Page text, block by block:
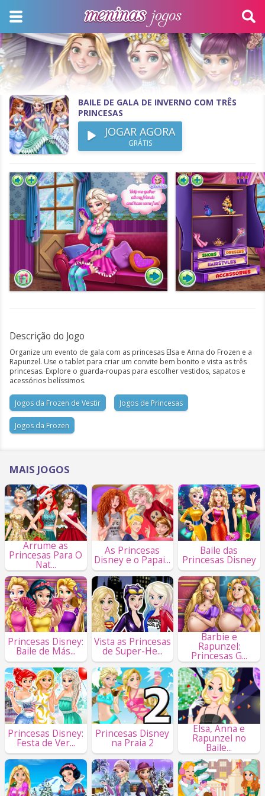
BAILE DE GALA DE INVERNO COM TRÊS
PRINCESAS
JOGAR AGORA
GRÁTIS
Descrição do Jogo
Organize um evento de gala com as princesas Elsa e Anna do Frozen e a
Rapunzel. Use o tablet para criar um convite bem bonito e vista as três
princesas. Explore o guarda-roupas para escolher vestidos, sapatos e
acessórios belíssimos.
Jogos da Frozen de Vestir Jogos de Princesas
Jogos da Frozen
MAIS JOGOS
Arrume as
Princesas Para O
Nat...
As Princesas
Disney e o Papai...
Baile das
Princesas Disney
Princesas Disney:
Baile de Más...
Vista as Princesas
de Super-He...
Barbie e
Rapunzel:
Princesas G...
Princesas Disney:
Festa de Ver...
Princesas Disney
na Praia 2
Elsa, Anna e
Rapunzel no
Baile...